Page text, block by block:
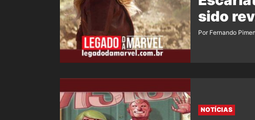
sido
Por Fernando
NOTÍCIAS